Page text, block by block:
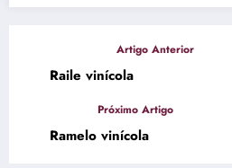
Raile vinícola
Ramelo vinícola